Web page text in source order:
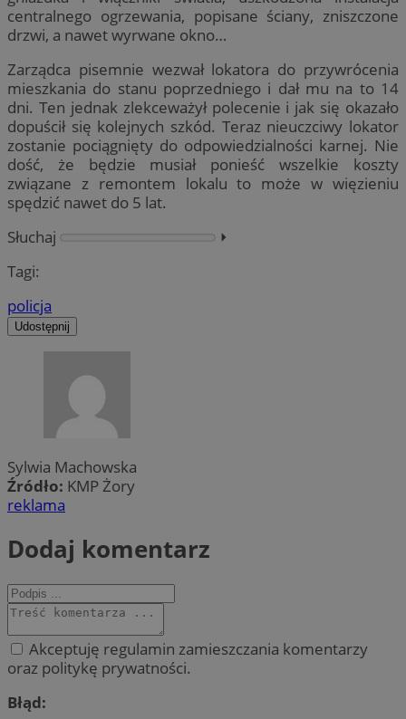
centralnego ogrzewania, popisane ściany, zniszczone
drzwi, a nawet wyrwane okno…
Zarządca pisemnie wezwał lokatora do przywrócenia
mieszkania do stanu poprzedniego i dał mu na to 14
dni. Ten jednak zlekceważył polecenie i jak się okazało
dopuścił się kolejnych szkód. Teraz nieuczciwy lokator
zostanie pociągnięty do odpowiedzialności karnej. Nie
dość, że będzie musiał ponieść wszelkie koszty
związane z remontem lokalu to może w więzieniu
spędzić nawet do 5 lat.
Słuchaj
⏵︎
Tagi:
policja
Udostępnij
Sylwia Machowska
Źródło: KMP Żory
reklama
Dodaj komentarz
Akceptuję regulamin zamieszczania komentarzy
oraz politykę prywatności.
Błąd: